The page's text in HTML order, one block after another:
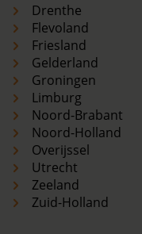
Drenthe
Flevoland
Friesland
Gelderland
Groningen
Limburg
Noord-Brabant
Noord-Holland
Overijssel
Utrecht
Zeeland
Zuid-Holland